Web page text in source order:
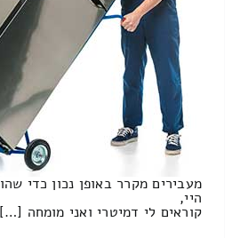
מעבירים מקרר באופן נכון כדי
היי,
קוראים לי דמיטרי ואני מומחה […]